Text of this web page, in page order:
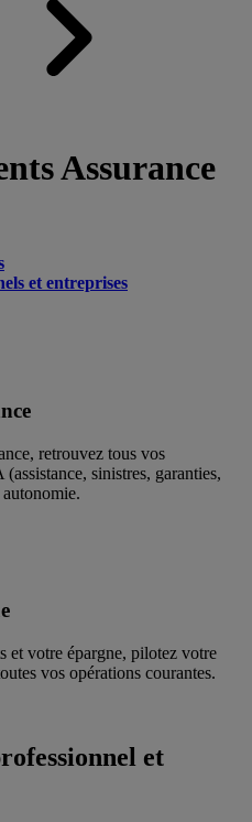
Assurance
et entreprises
retrouvez tous vos
sinistres, garanties,
et votre épargne, pilotez votre
vos opérations courantes.
et